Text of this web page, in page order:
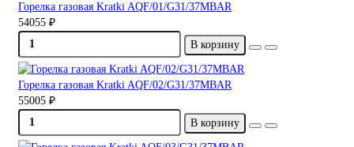
Горелка газовая Kratki AQF/01/G31/37MBAR
54055 ₽
В корзину
Горелка газовая Kratki AQF/02/G31/37MBAR
55005 ₽
В корзину